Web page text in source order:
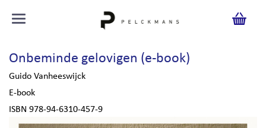
Onbeminde gelovigen (e-book)
Guido Vanheeswijck
E-book
ISBN 978-94-6310-457-9